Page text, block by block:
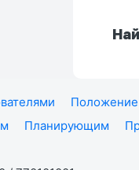
Положение
Планирующим